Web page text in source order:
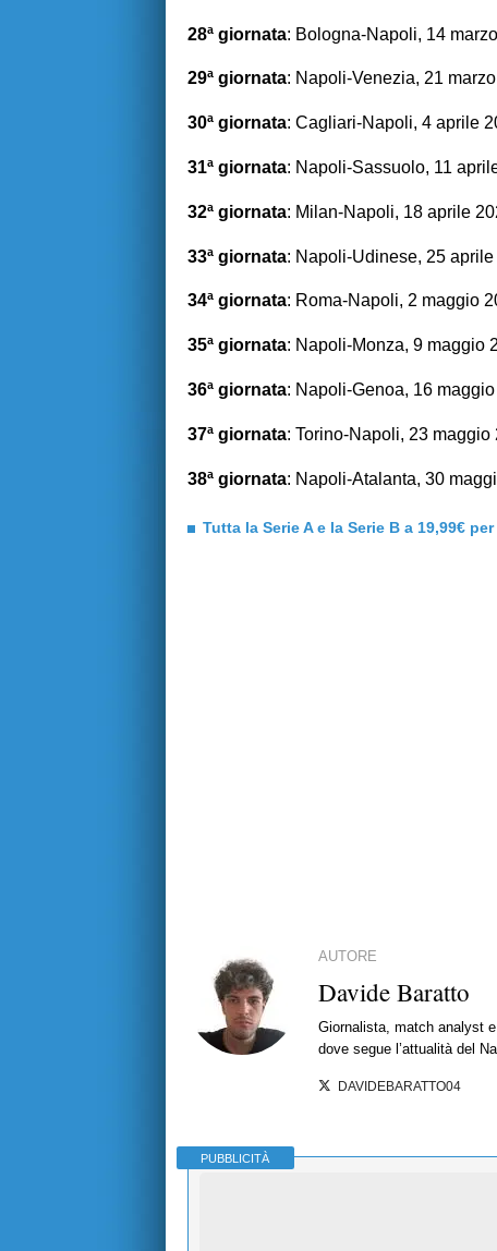
28ª giornata: Bologna-Napoli, 14
29ª giornata: Napoli-Venezia, 21
30ª giornata: Cagliari-Napoli, 4 aprile
31ª giornata: Napoli-Sassuolo, 11
32ª giornata: Milan-Napoli, 18 aprile
33ª giornata: Napoli-Udinese, 25
34ª giornata: Roma-Napoli, 2 maggio
35ª giornata: Napoli-Monza, 9 maggio
36ª giornata: Napoli-Genoa, 16
37ª giornata: Torino-Napoli, 23 maggio
38ª giornata: Napoli-Atalanta, 30
Tutta la Serie A e la Serie B a 19,99€
AUTORE
Davide Baratto
Giornalista, match analyst
dove segue l’attualità del
DAVIDEBARATTO04
PUBBLICITÀ